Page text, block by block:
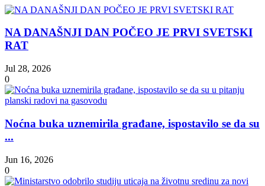
NA DANAŠNJI DAN POČEO JE PRVI SVETSKI
RAT
Jul 28, 2026
0
Noćna buka uznemirila građane, ispostavilo se da su
...
Jun 16, 2026
0